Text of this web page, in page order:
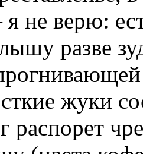
не верю:
разве
жуки
распорет